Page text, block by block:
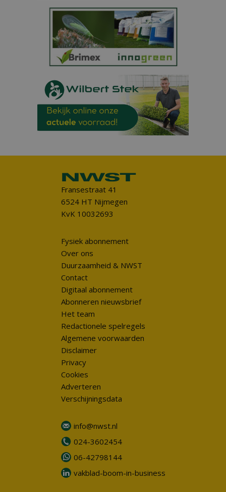
Fransestraat 41
6524 HT Nijmegen
KvK 10032693
Fysiek abonnement
Over ons
Duurzaamheid & NWST
Contact
Digitaal abonnement
Abonneren nieuwsbrief
Het team
Redactionele spelregels
Algemene voorwaarden
Disclaimer
Privacy
Cookies
Adverteren
Verschijningsdata
info@nwst.nl
024-3602454
06-42798144
vakblad-boom-in-business